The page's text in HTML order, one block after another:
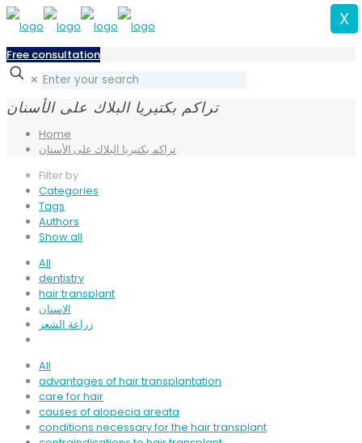
Free consultation
✕
تراكم بكتيريا البلاك على الأسنان
Home
تراكم بكتيريا البلاك على الأسنان
Filter by
Categories
Tags
Authors
Show all
All
dentistry
hair transplant
الاسنان
زراعة الشعر
All
advantages of hair transplantation
care for hair
causes of alopecia areata
conditions necessary for the hair transplant
X